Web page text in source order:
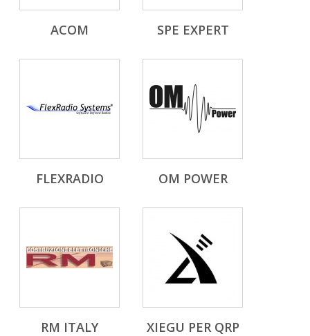
ACOM SPE EXPERT
FLEXRADIO OM POWER
RM ITALY XIEGU PER QRP